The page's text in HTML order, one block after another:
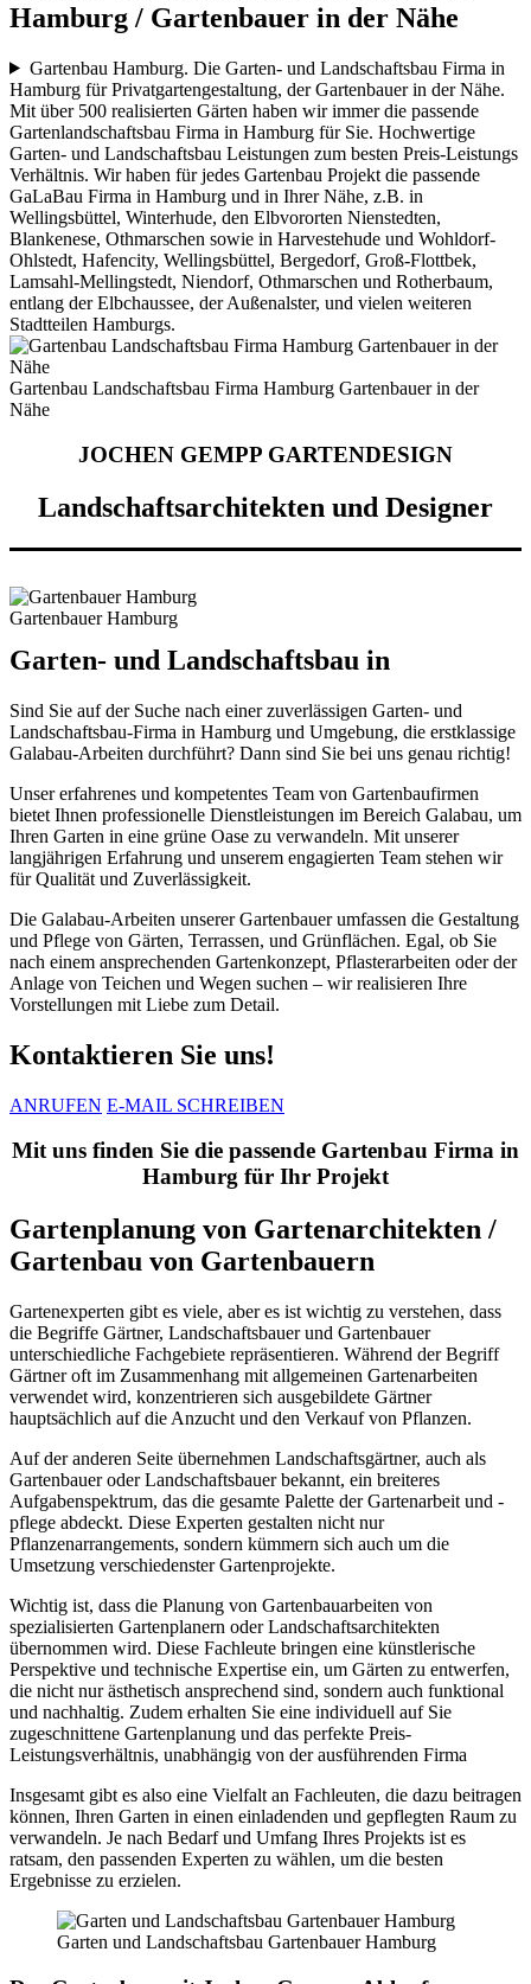
Hamburg / Gartenbauer in der Nähe
Gartenbau Hamburg. Die Garten- und Landschaftsbau Firma in
Hamburg für Privatgartengestaltung, der Gartenbauer in der Nähe.
Mit über 500 realisierten Gärten haben wir immer die passende
Gartenlandschaftsbau Firma in Hamburg für Sie. Hochwertige
Garten- und Landschaftsbau Leistungen zum besten Preis-Leistungs
Verhältnis. Wir haben für jedes Gartenbau Projekt die passende
GaLaBau Firma in Hamburg und in Ihrer Nähe, z.B. in
Wellingsbüttel, Winterhude, den Elbvororten Nienstedten,
Blankenese, Othmarschen sowie in Harvestehude und Wohldorf-
Ohlstedt, Hafencity, Wellingsbüttel, Bergedorf, Groß-Flottbek,
Lamsahl-Mellingstedt, Niendorf, Othmarschen und Rotherbaum,
entlang der Elbchaussee, der Außenalster, und vielen weiteren
Stadtteilen Hamburgs.
Gartenbau Landschaftsbau Firma Hamburg Gartenbauer in der
Nähe
JOCHEN GEMPP GARTENDESIGN
Landschaftsarchitekten und Designer
Gartenbauer Hamburg
Garten- und Landschaftsbau in
Sind Sie auf der Suche nach einer zuverlässigen Garten- und
Landschaftsbau-Firma in Hamburg und Umgebung, die erstklassige
Galabau-Arbeiten durchführt? Dann sind Sie bei uns genau richtig!
Unser erfahrenes und kompetentes Team von Gartenbaufirmen
bietet Ihnen professionelle Dienstleistungen im Bereich Galabau, um
Ihren Garten in eine grüne Oase zu verwandeln. Mit unserer
langjährigen Erfahrung und unserem engagierten Team stehen wir
für Qualität und Zuverlässigkeit.
Die Galabau-Arbeiten unserer Gartenbauer umfassen die Gestaltung
und Pflege von Gärten, Terrassen, und Grünflächen. Egal, ob Sie
nach einem ansprechenden Gartenkonzept, Pflasterarbeiten oder der
Anlage von Teichen und Wegen suchen – wir realisieren Ihre
Vorstellungen mit Liebe zum Detail.
Kontaktieren Sie uns!
ANRUFEN E-MAIL SCHREIBEN
Mit uns finden Sie die passende Gartenbau Firma in
Hamburg für Ihr Projekt
Gartenplanung von Gartenarchitekten /
Gartenbau von Gartenbauern
Gartenexperten gibt es viele, aber es ist wichtig zu verstehen, dass
die Begriffe Gärtner, Landschaftsbauer und Gartenbauer
unterschiedliche Fachgebiete repräsentieren. Während der Begriff
Gärtner oft im Zusammenhang mit allgemeinen Gartenarbeiten
verwendet wird, konzentrieren sich ausgebildete Gärtner
hauptsächlich auf die Anzucht und den Verkauf von Pflanzen.
Auf der anderen Seite übernehmen Landschaftsgärtner, auch als
Gartenbauer oder Landschaftsbauer bekannt, ein breiteres
Aufgabenspektrum, das die gesamte Palette der Gartenarbeit und -
pflege abdeckt. Diese Experten gestalten nicht nur
Pflanzenarrangements, sondern kümmern sich auch um die
Umsetzung verschiedenster Gartenprojekte.
Wichtig ist, dass die Planung von Gartenbauarbeiten von
spezialisierten Gartenplanern oder Landschaftsarchitekten
übernommen wird. Diese Fachleute bringen eine künstlerische
Perspektive und technische Expertise ein, um Gärten zu entwerfen,
die nicht nur ästhetisch ansprechend sind, sondern auch funktional
und nachhaltig. Zudem erhalten Sie eine individuell auf Sie
zugeschnittene Gartenplanung und das perfekte Preis-
Leistungsverhältnis, unabhängig von der ausführenden Firma
Insgesamt gibt es also eine Vielfalt an Fachleuten, die dazu beitragen
können, Ihren Garten in einen einladenden und gepflegten Raum zu
verwandeln. Je nach Bedarf und Umfang Ihres Projekts ist es
ratsam, den passenden Experten zu wählen, um die besten
Ergebnisse zu erzielen.
Garten und Landschaftsbau Gartenbauer Hamburg